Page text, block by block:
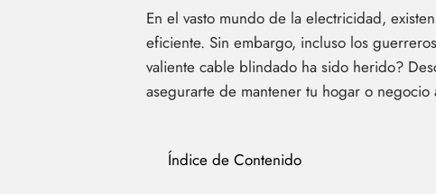
En el vasto mundo de la electricidad,
eficiente. Sin embargo, incluso los
valiente cable blindado ha sido herido?
asegurarte de mantener tu hogar o
Índice de Contenido